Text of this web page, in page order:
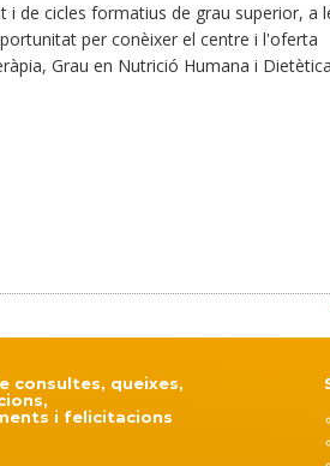
i de cicles formatius de grau superior, a
per conèixer el centre i l'oferta
Grau en Nutrició Humana i
consultes, queixes,
i felicitacions